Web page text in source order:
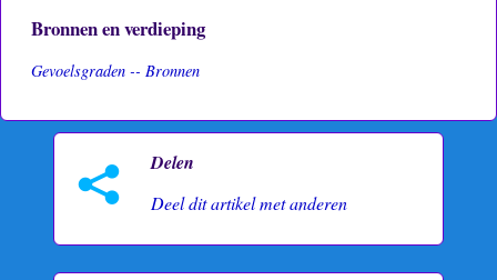
Bronnen en verdieping
Gevoelsgraden -- Bronnen
Delen
Deel dit artikel met anderen